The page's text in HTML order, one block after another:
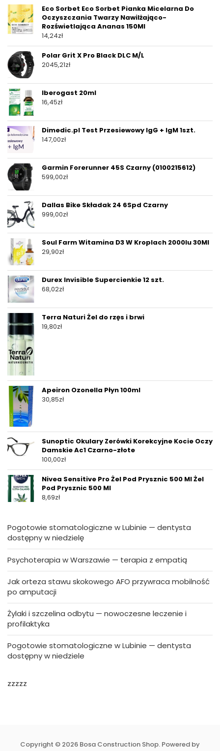
Eco Sorbet Eco Sorbet Pianka Micelarna Do
Oczyszczania Twarzy Nawilżająco-
Rozświetlająca Ananas 150Ml
14,24zł
Polar Grit X Pro Black DLC M/L
2045,21zł
Iberogast 20ml
16,45zł
Dimedic.pl Test Przesiewowy IgG + IgM 1szt.
147,00zł
Garmin Forerunner 45S Czarny (0100215612)
599,00zł
Dallas Bike Składak 24 6Spd Czarny
999,00zł
Soul Farm Witamina D3 W Kroplach 2000Iu 30Ml
29,90zł
Durex Invisible Supercienkie 12 szt.
68,02zł
Terra Naturi Żel do rzęs i brwi
19,80zł
Apeiron Ozonella Płyn 100ml
30,85zł
Sunoptic Okulary Zerówki Korekcyjne Kocie Oczy
Damskie Ac1 Czarno-złote
100,00zł
Nivea Sensitive Pro Żel Pod Prysznic 500 Ml Żel
Pod Prysznic 500 Ml
8,69zł
Pogotowie stomatologiczne w Lubinie — dentysta
dostępny w niedzielę
Psychoterapia w Warszawie — terapia z empatią
Jak orteza stawu skokowego AFO przywraca mobilność
po amputacji
Żylaki i szczelina odbytu — nowoczesne leczenie i
profilaktyka
Pogotowie stomatologiczne w Lubinie — dentysta
dostępny w niedziele
zzzzz
Copyright © 2026 Bosa Construction Shop. Powered by